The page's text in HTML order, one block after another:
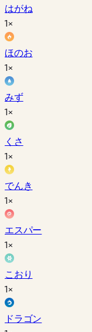
はがね
1×
ほのお
1×
みず
1×
くさ
1×
でんき
1×
エスパー
1×
こおり
1×
ドラゴン